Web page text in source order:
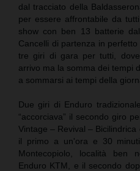
dal tracciato della
per essere affrontabile da
show con ben 13 batterie
Cancelli di partenza in
tre giri di gara per tutti,
arrivo ma la somma dei tempi
a sommarsi ai tempi della
Due giri di Enduro
“accorciava” il secondo giro
Vintage – Revival –
il primo a un'ora e 30
Montecopiolo, località ben
Enduro KTM, e il secondo